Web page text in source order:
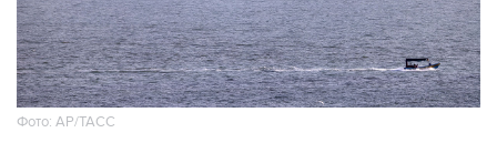
Фото: AP/ТАСС
Москва. 6 августа. INTERFAX.RU - Иран и Оман